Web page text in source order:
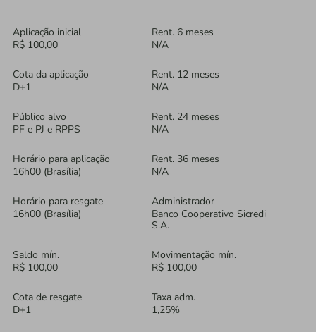
Aplicação inicial
R$ 100,00
Rent. 6 meses
N/A
Cota da aplicação
D+1
Horário para aplicação
16h00 (Brasília)
Público alvo
PF e PJ e RPPS
Movimentação mín.
R$ 100,00
Rent. 12 meses
N/A
Horário para resgate
16h00 (Brasília)
Administrador
Banco Cooperativo Sicredi
S.A.
Saldo mín.
R$ 100,00
Rent. 24 meses
N/A
Cota de resgate
D+1
Taxa adm.
1,25%
Rent. 36 meses
N/A